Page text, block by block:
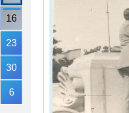
16
23
30
6